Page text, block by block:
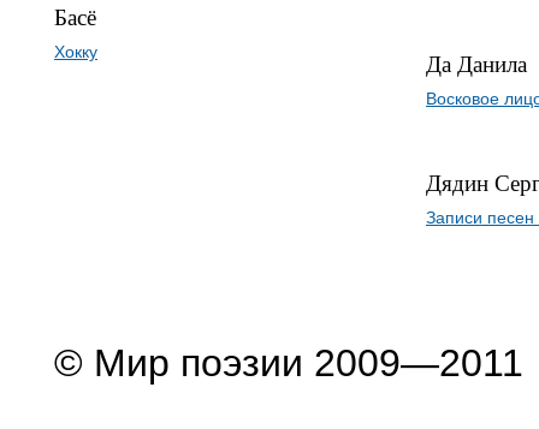
Басё
Хокку Да Данила
Восковое
Дядин
Записи песен
© Мир поэзии 2009—2011